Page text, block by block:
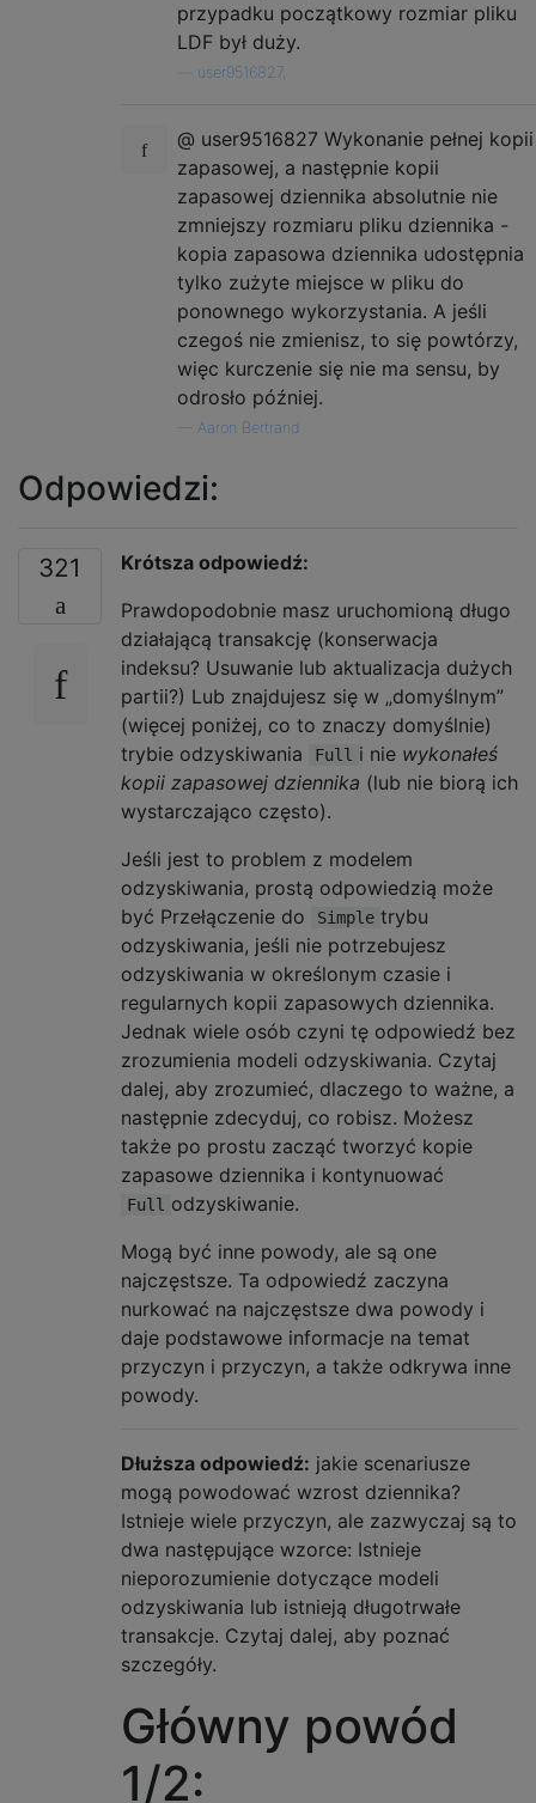
przypadku początkowy rozmiar pliku
LDF był duży.
user9516827,
@ user9516827 Wykonanie pełnej kopii
zapasowej, a następnie kopii
zapasowej dziennika absolutnie nie
zmniejszy rozmiaru pliku dziennika -
kopia zapasowa dziennika udostępnia
tylko zużyte miejsce w pliku do
ponownego wykorzystania. A jeśli
czegoś nie zmienisz, to się powtórzy,
więc kurczenie się nie ma sensu, by
odrosło później.
Aaron Bertrand
Odpowiedzi:
321
Krótsza odpowiedź:
Prawdopodobnie masz uruchomioną długo
działającą transakcję (konserwacja
indeksu? Usuwanie lub aktualizacja dużych
partii?) Lub znajdujesz się w „domyślnym”
(więcej poniżej, co to znaczy domyślnie)
trybie odzyskiwania
Full i nie wykonałeś
kopii zapasowej dziennika (lub nie biorą ich
wystarczająco często).
Jeśli jest to problem z modelem
odzyskiwania, prostą odpowiedzią może
być Przełączenie do
Simple trybu
odzyskiwania, jeśli nie potrzebujesz
odzyskiwania w określonym czasie i
regularnych kopii zapasowych dziennika.
Jednak wiele osób czyni tę odpowiedź bez
zrozumienia modeli odzyskiwania. Czytaj
dalej, aby zrozumieć, dlaczego to ważne, a
następnie zdecyduj, co robisz. Możesz
także po prostu zacząć tworzyć kopie
zapasowe dziennika i kontynuować
Full odzyskiwanie.
Mogą być inne powody, ale są one
najczęstsze. Ta odpowiedź zaczyna
nurkować na najczęstsze dwa powody i
daje podstawowe informacje na temat
przyczyn i przyczyn, a także odkrywa inne
powody.
Dłuższa odpowiedź: jakie scenariusze
mogą powodować wzrost dziennika?
Istnieje wiele przyczyn, ale zazwyczaj są to
dwa następujące wzorce: Istnieje
nieporozumienie dotyczące modeli
odzyskiwania lub istnieją długotrwałe
transakcje. Czytaj dalej, aby poznać
szczegóły.
Główny powód
1/2: